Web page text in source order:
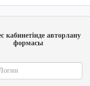
кабинетінде авторлану
формасы